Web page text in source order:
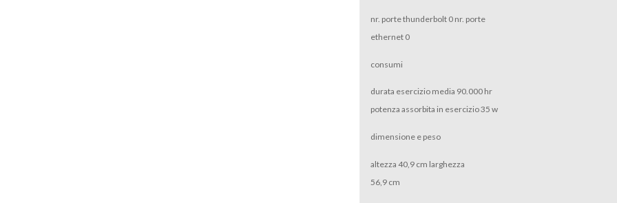
nr. porte thunderbolt 0 nr. porte
ethernet 0
consumi
durata esercizio media 90.000 hr
potenza assorbita in esercizio 35 w
dimensione e peso
altezza 40,9 cm larghezza
56,9 cm